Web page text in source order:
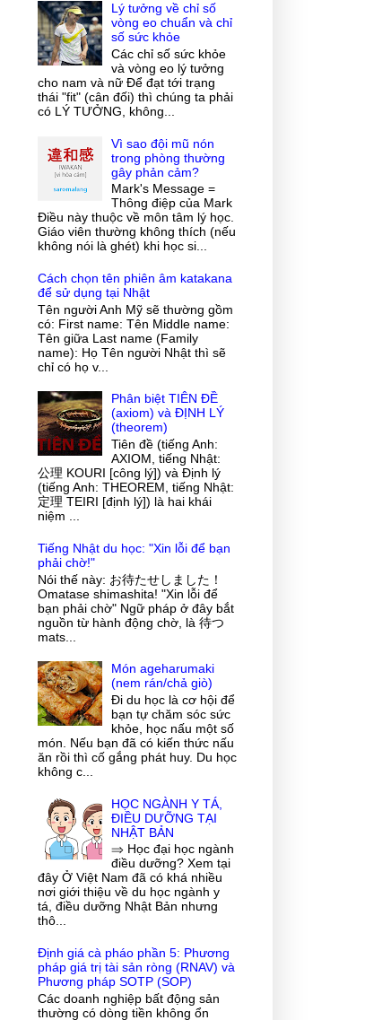
Lý tưởng về chỉ số
vòng eo chuẩn và chỉ
số sức khỏe
Các chỉ số sức khỏe
và vòng eo lý tưởng
cho nam và nữ Để đạt tới trạng
thái "fit" (cân đối) thì chúng ta phải
có LÝ TƯỞNG, không...
Vì sao đội mũ nón
trong phòng thường
gây phản cảm?
Mark's Message =
Thông điệp của Mark
Điều này thuộc về môn tâm lý học.
Giáo viên thường không thích (nếu
không nói là ghét) khi học si...
Cách chọn tên phiên âm katakana
để sử dụng tại Nhật
Tên người Anh Mỹ sẽ thường gồm
có: First name: Tên Middle name:
Tên giữa Last name (Family
name): Họ Tên người Nhật thì sẽ
chỉ có họ v...
Phân biệt TIÊN ĐỀ
(axiom) và ĐỊNH LÝ
(theorem)
Tiên đề (tiếng Anh:
AXIOM, tiếng Nhật:
公理 KOURI [công lý]) và Định lý
(tiếng Anh: THEOREM, tiếng Nhật:
定理 TEIRI [định lý]) là hai khái
niệm ...
Tiếng Nhật du học: "Xin lỗi để bạn
phải chờ!"
Nói thế này: お待たせしました！
Omatase shimashita! "Xin lỗi để
bạn phải chờ" Ngữ pháp ở đây bắt
nguồn từ hành động chờ, là 待つ
mats...
Món ageharumaki
(nem rán/chả giò)
Đi du học là cơ hội để
bạn tự chăm sóc sức
khỏe, học nấu một số
món. Nếu bạn đã có kiến thức nấu
ăn rồi thì cố gắng phát huy. Du học
không c...
HỌC NGÀNH Y TÁ,
ĐIỀU DƯỠNG TẠI
NHẬT BẢN
⇒ Học đại học ngành
điều dưỡng? Xem tại
đây Ở Việt Nam đã có khá nhiều
nơi giới thiệu về du học ngành y
tá, điều dưỡng Nhật Bản nhưng
thô...
Định giá cà pháo phần 5: Phương
pháp giá trị tài sản ròng (RNAV) và
Phương pháp SOTP (SOP)
Các doanh nghiệp bất động sản
thường có dòng tiền không ổn